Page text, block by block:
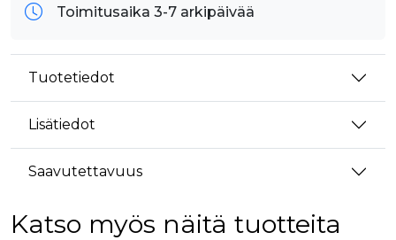
Toimitusaika 3-7 arkipäivää
Tuotetiedot
Lisätiedot
Saavutettavuus
Katso myös näitä tuotteita